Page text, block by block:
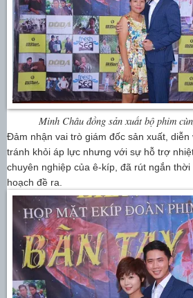
Minh Châu đồng sản xuất bộ phim
Đảm nhận vai trò giám đốc sản xuất,
tránh khỏi áp lực nhưng với sự hỗ trợ
chuyên nghiệp của ê-kíp, đã rút ngắn
hoạch đề ra.